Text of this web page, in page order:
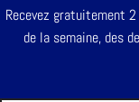
Recevez gratuitement
de la semaine, des